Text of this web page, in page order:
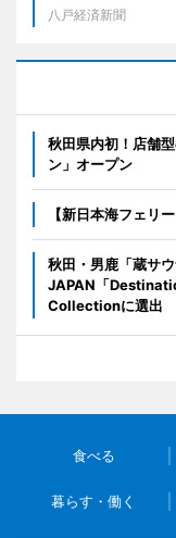
八戸経済新聞
秋田県内初！店舗
ン」オープン
【新日本海フェリ
秋田・男鹿「蔵サ
JAPAN「
Collectionに選出
食べる
暮らす・働く